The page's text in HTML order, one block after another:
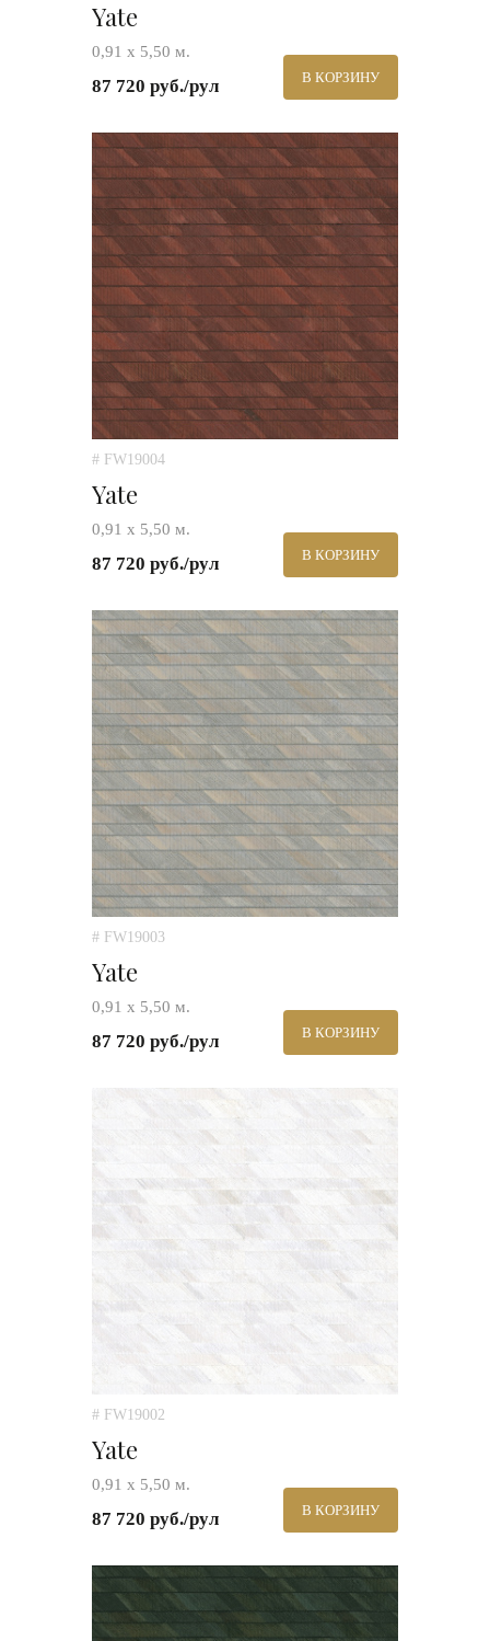
Yate
0,91 х 5,50 м.
87 720 руб./рул В КОРЗИНУ
# FW19004
Yate
0,91 х 5,50 м.
87 720 руб./рул В КОРЗИНУ
# FW19003
Yate
0,91 х 5,50 м.
87 720 руб./рул В КОРЗИНУ
# FW19002
Yate
0,91 х 5,50 м.
87 720 руб./рул В КОРЗИНУ